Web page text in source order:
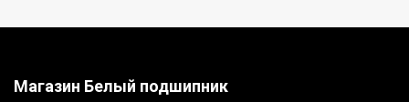
Магазин Белый подшипник